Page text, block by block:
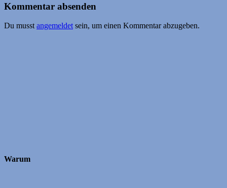
Kommentar absenden
Du musstangemeldetsein, um einen Kommentar abzugeben.
Warum